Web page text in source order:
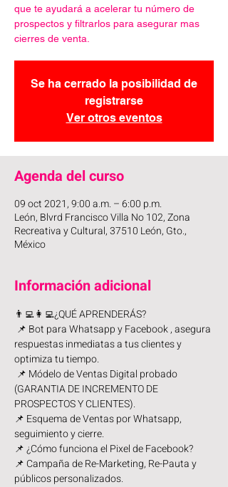
que te ayudará a acelerar tu número de
prospectos y filtrarlos para asegurar mas
cierres de venta.
Se ha cerrado la posibilidad de
registrarse
Ver otros eventos
Agenda del curso
09 oct 2021, 9:00 a.m. – 6:00 p.m.
León, Blvrd Francisco Villa No 102, Zona
Recreativa y Cultural, 37510 León, Gto.,
México
Información adicional
👨‍💻👩‍💻¿QUÉ APRENDERÁS?
📌 Bot para Whatsapp y Facebook , asegura
respuestas inmediatas a tus clientes y
optimiza tu tiempo.
📌 Módelo de Ventas Digital probado
(GARANTIA DE INCREMENTO DE
PROSPECTOS Y CLIENTES).
📌 Esquema de Ventas por Whatsapp,
seguimiento y cierre.
📌 ¿Cómo funciona el Pixel de Facebook?
📌 Campaña de Re-Marketing, Re-Pauta y
públicos personalizados.